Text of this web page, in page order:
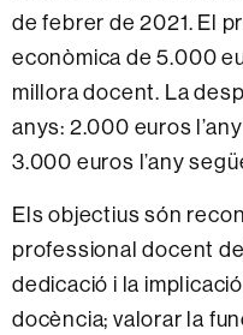
de febrer de 2021. El
econòmica de 5.000
millora docent. La
anys: 2.000 euros
3.000 euros l’any
Els objectius són
professional docent
dedicació i la
docència; valorar la